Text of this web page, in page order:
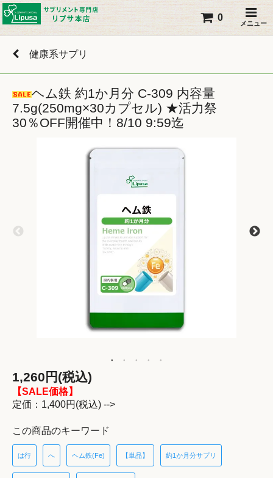
メニュー
0
健康系サプリ
ヘム鉄 約1か月分 C-309 内容量
7.5g(250mg×30カプセル) ★活力祭
30％OFF開催中！8/10 9:59迄
1,260円(税込)
【SALE価格】
定価：1,400円(税込) -->
この商品のキーワード
は行 へ ヘム鉄(Fe) 【単品】 約1か月分サプリ